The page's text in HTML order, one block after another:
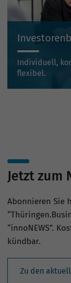
Individuell,
flexibel.
Jetzt zum
Abonnieren Sie
“innoNEWS”.
kündbar.
Zu den